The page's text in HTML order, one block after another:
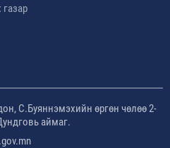
С.Буяннэмэхийн өргөн чөлөө 2-
аймаг.